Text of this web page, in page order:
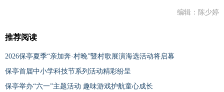
编辑：陈少婷
推荐阅读
2026保亭夏季“亲加奔·村晚”暨村歌展演海选活动将启幕
保亭首届中小学科技节系列活动精彩纷呈
保亭举办“六一”主题活动 趣味游戏护航童心成长